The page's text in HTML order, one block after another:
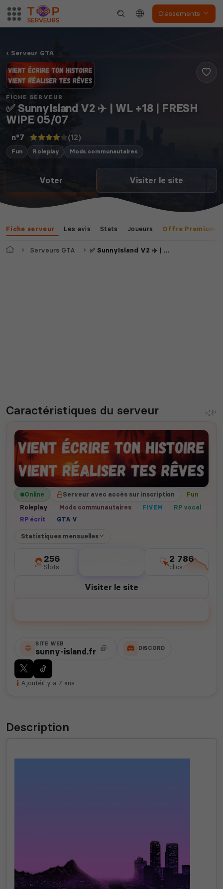
Classements
Serveur GTA
FICHE SERVEUR
✅ SunnyIsland V2 ✈️ | WL +18 | FRESH
WIPE 05/07
n°7 (12)
Fun Roleplay Mods communautaires
Voter Visiter le site
Fiche serveur Les avis Stats Joueurs Offre Premium
AccueilServeurs GTA ✅ SunnyIsland V2 ✈️ | WL +18 | FRESH WIPE 05/07
Caractéristiques du serveur
Online Serveur avec accès sur inscription
Fun
Roleplay
Mods communautaires FIVEM
RP vocal
RP écrit
GTA V
Statistiques mensuelles
256
Slots
2 786
clics
Visiter le site
SITE WEB
sunny-island.fr DISCORD
Ajoutéil y a 7 ans
Description